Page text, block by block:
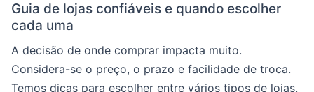
Guia de lojas confiáveis e quando escolher
cada uma
A decisão de onde comprar impacta muito.
Considera-se o preço, o prazo e facilidade de troca.
Temos dicas para escolher entre vários tipos de lojas.